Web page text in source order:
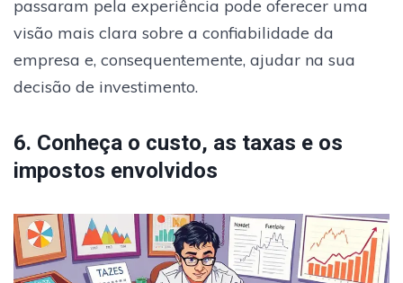
passaram pela experiência pode oferecer uma
visão mais clara sobre a confiabilidade da
empresa e, consequentemente, ajudar na sua
decisão de investimento.
6. Conheça o custo, as taxas e os
impostos envolvidos